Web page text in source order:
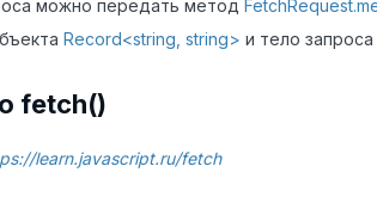
можно передать метод
Record<string, string> и тело запроса
fetch()
learn.javascript.ru/fetch